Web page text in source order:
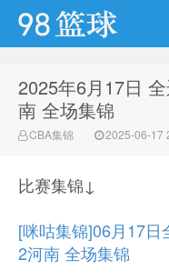
98篮球网
2025年6月17日
南 全场集锦
CBA集锦 2025-06-17
比赛集锦↓
[咪咕集锦]06月17
2河南 全场集锦